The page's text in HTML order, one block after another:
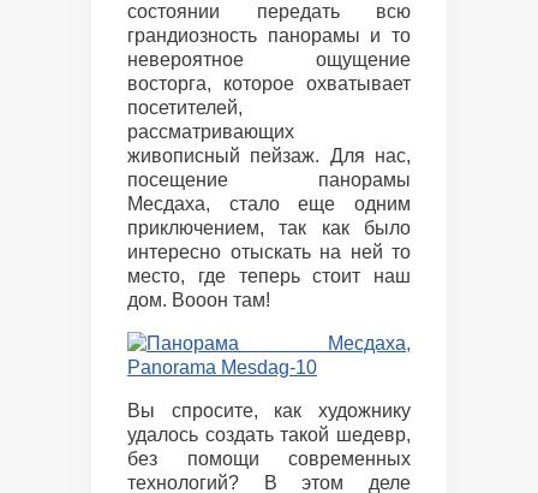
состоянии передать всю
грандиозность панорамы и то
невероятное ощущение
восторга, которое охватывает
посетителей,
рассматривающих
живописный пейзаж. Для нас,
посещение панорамы
Месдаха, стало еще одним
приключением, так как было
интересно отыскать на ней то
место, где теперь стоит наш
дом. Вооон там!
Вы спросите, как художнику
удалось создать такой шедевр,
без помощи современных
технологий? В этом деле